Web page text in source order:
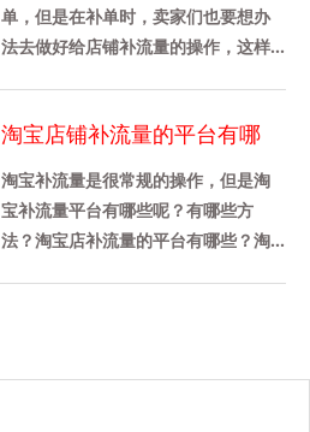
单，但是在补单时，卖家们也要想办
法去做好给店铺补流量的操作，这样
补......
淘宝店铺补流量的平台有哪
些？有哪些方法补淘宝流量？
淘宝补流量是很常规的操作，但是淘
宝补流量平台有哪些呢？有哪些方
法？淘宝店补流量的平台有哪些？淘